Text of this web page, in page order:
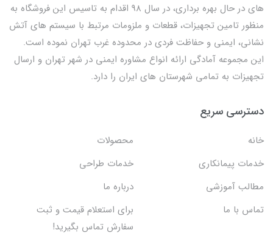
های در حال بهره برداری، در سال 98 اقدام به تاسیس این فروشگاه به
منظور تامین تجهیزات، قطعات و ملزومات مرتبط با سیستم های آتش
نشانی، ایمنی و حفاظت فردی در محدوده غرب تهران نموده است.
این مجموعه آمادگی ارائه انواع مشاوره ایمنی در شهر تهران و ارسال
تجهیزات به تمامی شهرستان های ایران را دارد.
دسترسی سریع
خانه
محصولات
خدمات پیمانکاری
خدمات طراحی
مطالب آموزشی
درباره ما
تماس با ما
برای استعلام قیمت و ثبت
سفارش تماس بگیرید!